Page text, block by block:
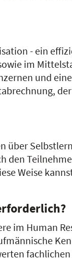
- ein
im
und
über
den
Weise
im Human